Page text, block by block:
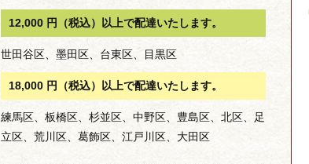
12,000 円（税込）以上で配達いたします。
世田谷区、墨田区、台東区、目黒区
18,000 円（税込）以上で配達いたします。
練馬区、板橋区、杉並区、中野区、豊島区、北区、足
立区、荒川区、葛飾区、江戸川区、大田区
種類から選ぶ